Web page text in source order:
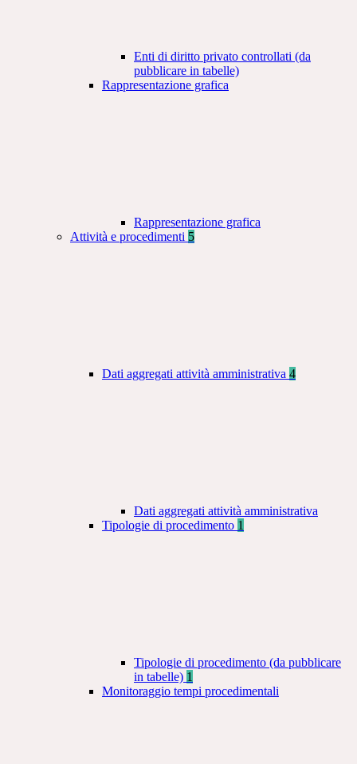
Enti di diritto privato controllati (da
pubblicare in tabelle)
Rappresentazione grafica
Rappresentazione grafica
Attività e procedimenti 5
Dati aggregati attività amministrativa 4
Dati aggregati attività amministrativa
Tipologie di procedimento 1
Tipologie di procedimento (da pubblicare
in tabelle) 1
Monitoraggio tempi procedimentali